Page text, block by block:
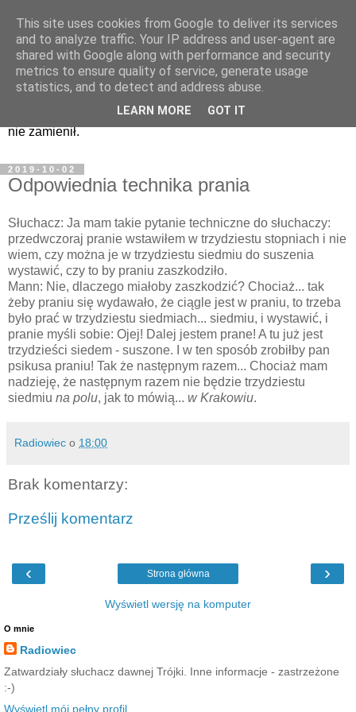
Zapiski i nagrania...
Kwiatki z kazań pana Manna i nie tylko, czyli to, co było w
Programie Trzecim najlepsze. Czy to humor tylko dla
brodaczy - nie wiem. W każdym razie na nic innego bym go
nie zamienił.
2019-10-02
Odpowiednia technika prania
Słuchacz: Ja mam takie pytanie techniczne do słuchaczy:
przedwczoraj pranie wstawiłem w trzydziestu stopniach i nie
wiem, czy można je w trzydziestu siedmiu do suszenia
wystawić, czy to by praniu zaszkodziło.
Mann: Nie, dlaczego miałoby zaszkodzić? Chociaż... tak
żeby praniu się wydawało, że ciągle jest w praniu, to trzeba
było prać w trzydziestu siedmiach... siedmiu, i wystawić, i
pranie myśli sobie: Ojej! Dalej jestem prane! A tu już jest
trzydzieści siedem - suszone. I w ten sposób zrobiłby pan
psikusa praniu! Tak że następnym razem... Chociaż mam
nadzieję, że następnym razem nie będzie trzydziestu
siedmiu na polu, jak to mówią... w Krakowiu.
Radiowiec o 18:00
Brak komentarzy:
Prześlij komentarz
‹ ›
Strona główna
Wyświetl wersję na komputer
O mnie
Radiowiec
Zatwardziały słuchacz dawnej Trójki. Inne informacje - zastrzeżone
:-)
Wyświetl mój pełny profil
This site uses cookies from Google to deliver its services
and to analyze traffic. Your IP address and user-agent are
shared with Google along with performance and security
metrics to ensure quality of service, generate usage
statistics, and to detect and address abuse.
LEARN MORE GOT IT